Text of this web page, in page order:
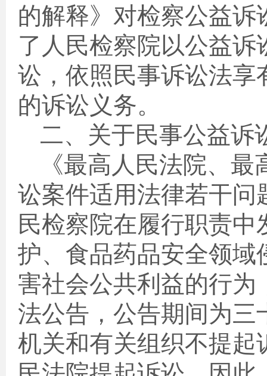
的解释》对检察公益
了人民检察院以公益
讼，依照民事诉讼法享
的诉讼义务。
二、关于民事公益诉
《最高人民法院、
讼案件适用法律若干问
民检察院在履行职责
护、食品药品安全领域
害社会公共利益的行
法公告，公告期间为
机关和有关组织不提起